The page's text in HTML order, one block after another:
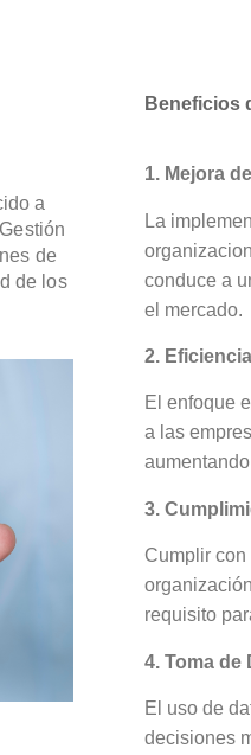
a
de
de los
Beneficios
1. Mejora
La
conduce a
el mercado.
2.
El enfoque
a las
3.
Cumplir
requisito
4. Toma de
El uso de
decisiones